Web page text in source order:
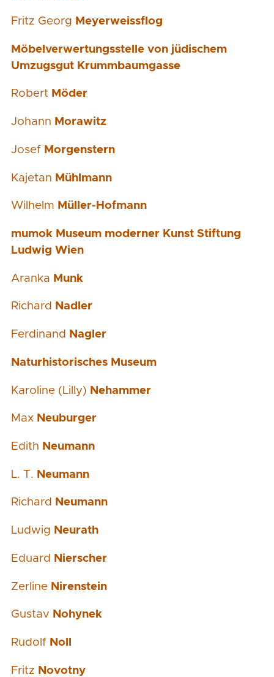
Fritz Georg Meyerweissflog
Möbelverwertungsstelle von jüdischem
Umzugsgut Krummbaumgasse
Robert Möder
Johann Morawitz
Josef Morgenstern
Kajetan Mühlmann
Wilhelm Müller-Hofmann
mumok Museum moderner Kunst Stiftung
Ludwig Wien
Aranka Munk
Richard Nadler
Ferdinand Nagler
Naturhistorisches Museum
Karoline (Lilly) Nehammer
Max Neuburger
Edith Neumann
L. T. Neumann
Richard Neumann
Ludwig Neurath
Eduard Nierscher
Zerline Nirenstein
Gustav Nohynek
Rudolf Noll
Fritz Novotny